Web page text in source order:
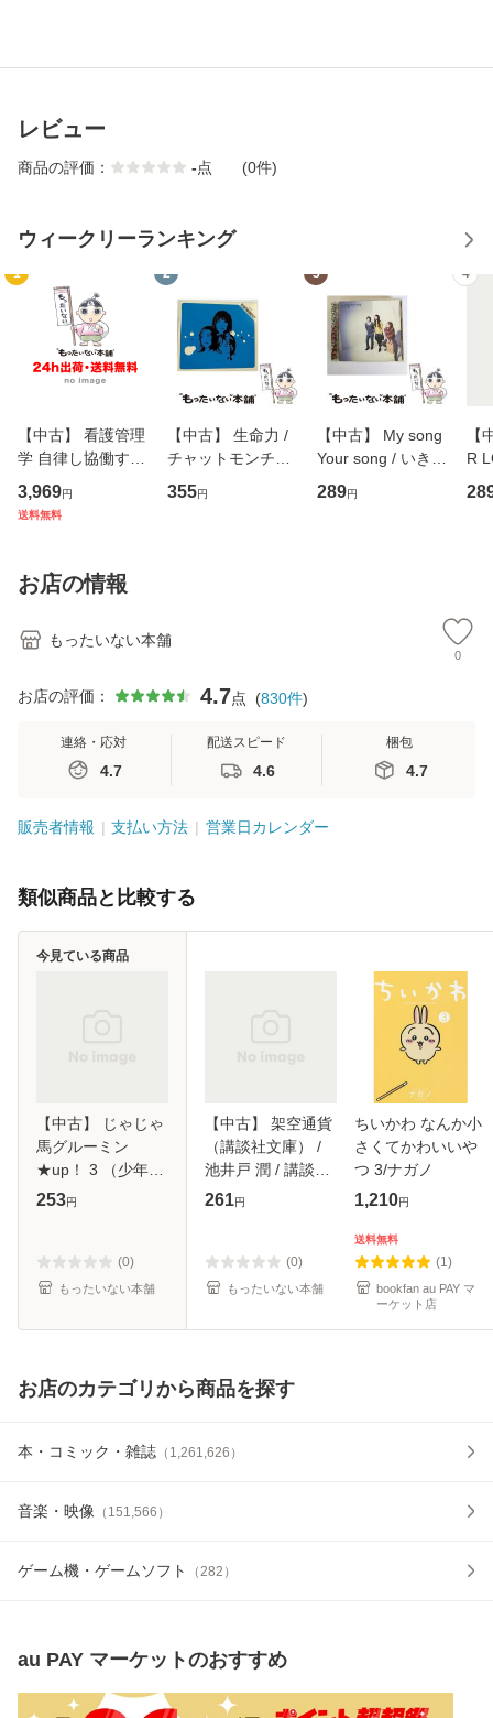
レビュー
商品の評価： -点 (0件)
ウィークリーランキング
1
【中古】 看護管理
学 自律し協働する
専門職の看護マネ
ジメントスキル 改
恵 藤本幸三 / 南江
堂 [単行
3,969円
送料無料
2
【中古】 生命力 /
チャットモンチー /
キューンレコード
[CD]【メール便送
355円
3
【中古】 My song
Your song / いきも
のがかり / [CD]
【メール便送料無
289円
4
【
R
産
お店の情報
もったいない本舗
0
お店の評価： 4.7点 (830件)
連絡・応対
4.7
配送スピード
4.6
梱包
4.7
販売者情報 支払い方法 営業日カレンダー
類似商品と比較する
【中古】 じゃじゃ
馬グルーミン
★up！ 3 （少年サ
ンデーコミック
ク]【メール便送料
無料】
253円
(0)
もったいない本舗
今見ている商品
【中古】 架空通貨
（講談社文庫） /
池井戸 潤 / 講談社
[文庫]【メール便送
261円
(0)
もったいない本舗
ちいかわ なんか小
さくてかわいいや
つ 3/ナガノ
1,210円
送料無料
(1)
bookfan au PAY マ
ーケット店
お店のカテゴリから商品を探す
本・コミック・雑誌 （ 1,261,626 ）
音楽・映像 （ 151,566 ）
ゲーム機・ゲームソフト （282 ）
au PAY マーケットのおすすめ